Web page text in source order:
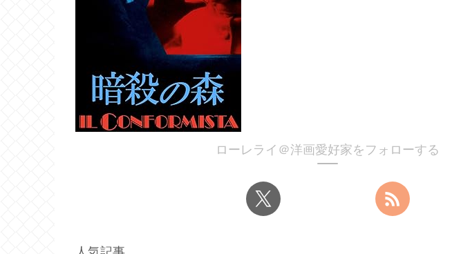
ローレライ＠洋画愛好家をフォローする